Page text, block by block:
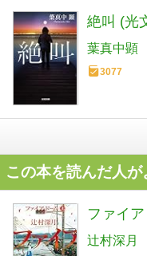
絶叫 (光
葉真中顕
3077
この本を読んだ人
ファイ
辻村深月